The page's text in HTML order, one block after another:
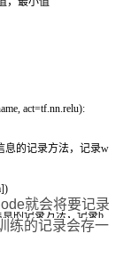
act=tf nn relu):
息的记录方法，记录w
])
的记录方法，记录b
就会将要记录
练的记录会存一